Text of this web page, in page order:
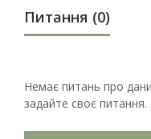
Питання (0)
Немає питань про
задайте своє питання.